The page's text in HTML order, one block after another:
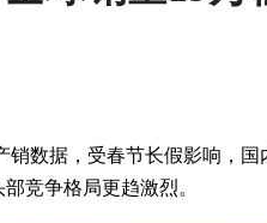
销数据，受春节长假影响，
竞争格局更趋激烈。